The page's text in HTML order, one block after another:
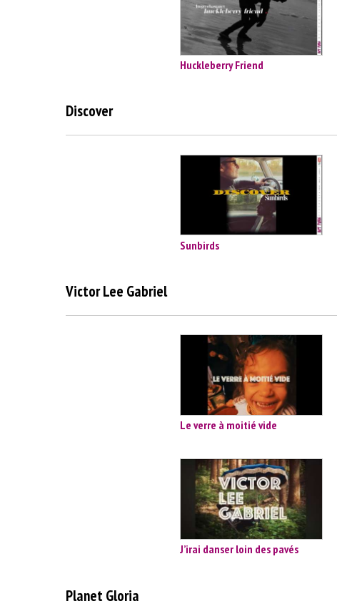
Huckleberry Friend
Discover
Sunbirds
Victor Lee Gabriel
Le verre à moitié vide
J’irai danser loin des pavés
Planet Gloria